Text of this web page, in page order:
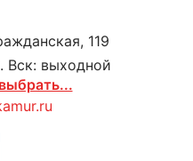
119
Вск: выходной
выбрать...